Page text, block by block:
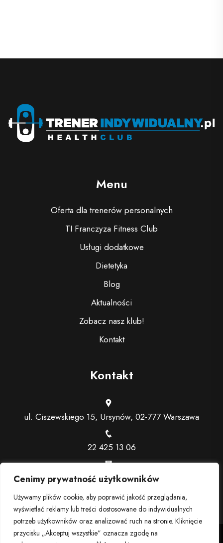
Cenimy prywatność użytkowników
Używamy plików cookie, aby poprawić jakość przeglądania,
wyświetlać reklamy lub treści dostosowane do indywidualnych
potrzeb użytkowników oraz analizować ruch na stronie. Kliknięcie
przycisku „Akceptuj wszystkie” oznacza zgodę na
Menu
Oferta dla trenerów personalnych
TI Franczyza Fitness Club
Usługi dodatkowe
Dietetyka
Blog
Aktualności
Zobacz nasz klub!
Kontakt
Kontakt
ul. Ciszewskiego 15, Ursynów, 02-777 Warszawa
22 425 13 06
recepcja@trenerindywidualny.pl